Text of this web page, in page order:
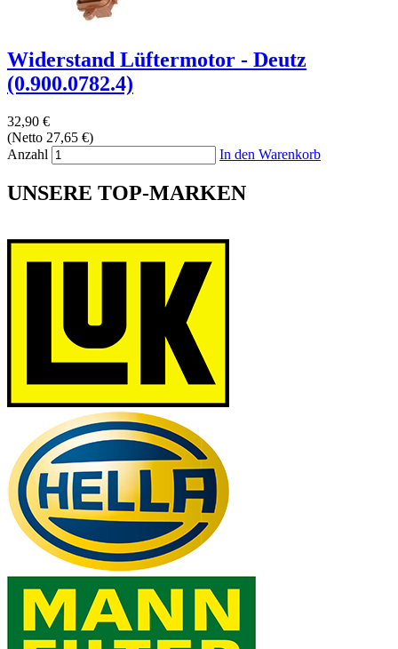
Widerstand Lüftermotor - Deutz
(0.900.0782.4)
32,90 €
(Netto 27,65 €)
Anzahl
In den Warenkorb
UNSERE TOP-MARKEN